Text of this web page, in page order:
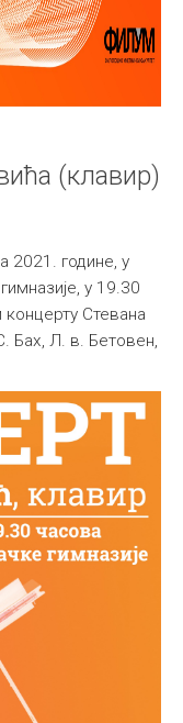
(клавир)
2021. године, у
у 19.30
концерту Стевана
Бах, Л. в. Бетовен,